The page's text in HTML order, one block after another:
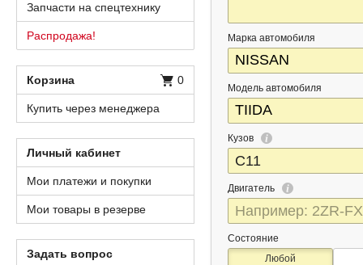
Марка автомобиля
Модель автомобиля
Кузов
Двигатель
Состояние
Любой
Запчасти на спецтехнику
Распродажа!
Корзина 0
Купить через менеджера
Личный кабинет
Мои платежи и покупки
Мои товары в резерве
Задать вопрос